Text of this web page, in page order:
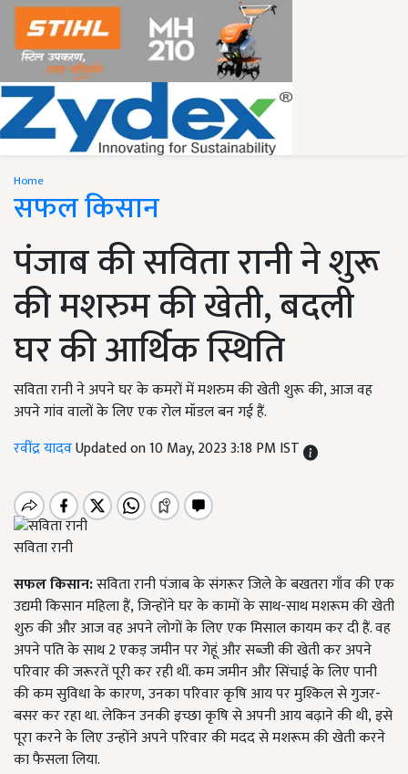
Home
सफल किसान
पंजाब की सविता रानी ने शुरू
की मशरुम की खेती, बदली
घर की आर्थिक स्थिति
सविता रानी ने अपने घर के कमरों में मशरुम की खेती शुरू की, आज वह
अपने गांव वालों के लिए एक रोल मॉडल बन गई हैं.
रवींद्र यादवUpdated on 10 May, 2023 3:18 PM IST
सविता रानी
सफल किसान:सविता रानी पंजाब के संगरूर जिले के बखतरा गाँव की एक
उद्यमी किसान महिला हैं,जिन्होंने घर के कामों के साथ-साथ मशरूम की खेती
शुरु की और आज वह अपने लोगों के लिए एक मिसाल कायम कर दी हैं. वह
अपने पति के साथ2एकड़ जमीन पर गेहूं और सब्जी की खेती कर अपने
परिवार की जरूरतें पूरी कर रही थीं. कम जमीन और सिंचाई के लिए पानी
की कम सुविधा के कारण,उनका परिवार कृषि आय पर मुश्किल से गुजर-
बसर कर रहा था. लेकिन उनकी इच्छा कृषि से अपनी आय बढ़ाने की थी,इसे
पूरा करने के लिए उन्होंने अपने परिवार की मदद से मशरूम की खेती करने
का फैसला लिया.